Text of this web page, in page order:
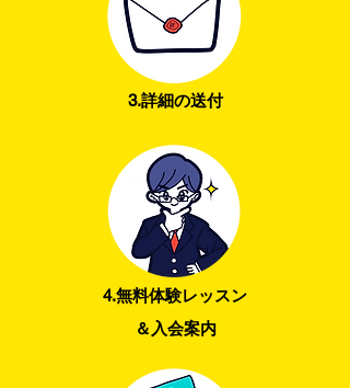
3.詳細の送付
4.無料体験レッスン
＆入会案内